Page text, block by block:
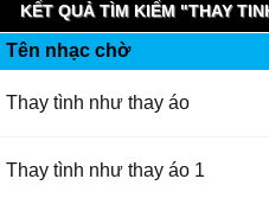
KẾT QUẢ TÌM KIẾM "THAY
Tên nhạc chờ
Thay tình như thay áo
Thay tình như thay áo 1